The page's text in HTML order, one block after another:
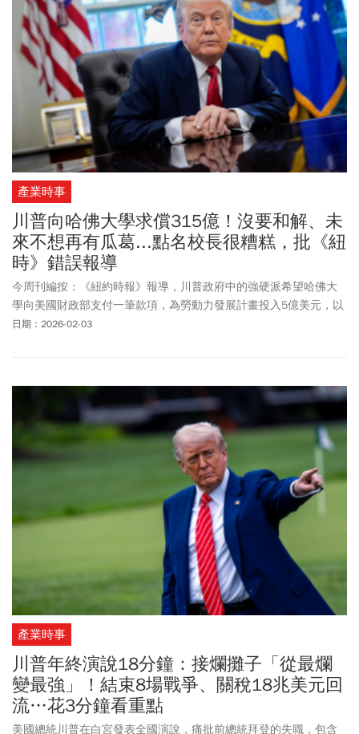
產業時事
川普向哈佛大學求償315億！沒要和解、未
來不想再有瓜葛...點名校長很糟糕，批《紐
時》錯誤報導
今周刊編按：《紐約時報》報導，川普政府中的強硬派希望哈佛大
學向美國財政部支付一筆款項，為勞動力發展計畫投入5億美元，以
此作為解決處理反猶太主義協議的一環，但校方擔心遭到自由派學
更令輿論沸騰。《紐約時報》稱，如果白宮與哈佛大學達成協議，
將使川普在任期最艱難的時刻取得一場勝利。沒想到消息一出，川
普就在社群媒體Truth Social發文，批評哈佛「散播大量無稽之
談」，並稱該校存在嚴重的反猶太主義傾向，「我們現在正尋求10
億美元（新台幣約315億）的賠償，且未來不想再與哈佛大學有任何
瓜葛。」此外，川普也生氣到再發一篇文章，斥責《紐約時報》報
導「完全錯誤」並要求更正，還說是假新聞，如同錯誤預測選舉結
果一樣，稱自己的民調支持率非常好。
日期：2026-02-03
產業時事
川普年終演說18分鐘：接爛攤子「從最爛
變最強」！結束8場戰爭、關稅18兆美元回
流…花3分鐘看重點
美國總統川普在白宮發表全國演說，痛批前總統拜登的失職，包含